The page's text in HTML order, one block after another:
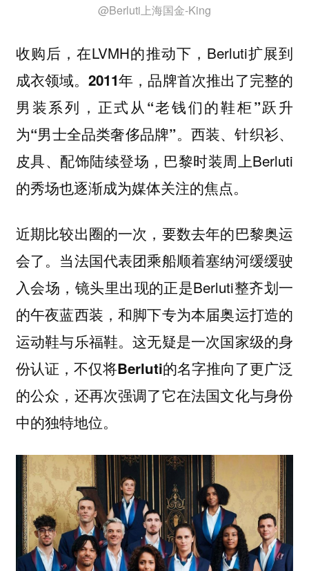
@Berluti上海国金-King
收购后，在LVMH的推动下，Berluti扩展到
成衣领域。2011年，品牌首次推出了完整的
男装系列，正式从“老钱们的鞋柜”跃升
为“男士全品类奢侈品牌”。 西装、针织衫、
皮具、配饰陆续登场，巴黎时装周上Berluti
的秀场也逐渐成为媒体关注的焦点。
近期比较出圈的一次，要数去年的巴黎奥运
会了。当法国代表团乘船顺着塞纳河缓缓驶
入会场，镜头里出现的正是Berluti整齐划一
的午夜蓝西装，和脚下专为本届奥运打造的
运动鞋与乐福鞋。这无疑是一次国家级的身
份认证， 不仅将Berluti的名字推向了更广泛
的公众，还再次强调了它在法国文化与身份
中的独特地位。